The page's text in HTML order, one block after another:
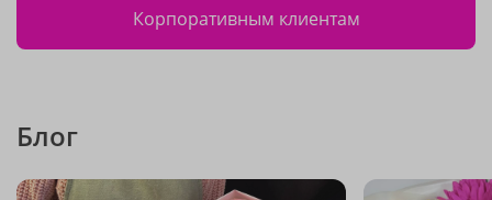
Корпоративным клиентам
Блог